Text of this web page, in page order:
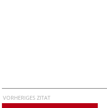
VORHERIGES ZITAT